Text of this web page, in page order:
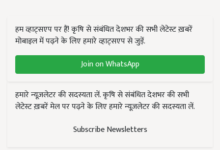
हम व्हाट्सएप पर हैं! कृषि से संबंधित देशभर की सभी लेटेस्ट ख़बरें
मोबाइल में पढ़ने के लिए हमारे व्हाट्सएप से जुड़ें.
Join on WhatsApp
हमारे न्यूज़लेटर की सदस्यता लें. कृषि से संबंधित देशभर की सभी
लेटेस्ट ख़बरें मेल पर पढ़ने के लिए हमारे न्यूज़लेटर की सदस्यता लें.
Subscribe Newsletters